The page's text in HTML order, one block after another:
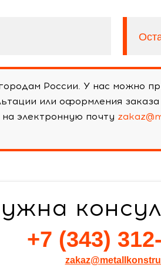
России. У нас можно
или оформления
электронную почту
+7 (343)